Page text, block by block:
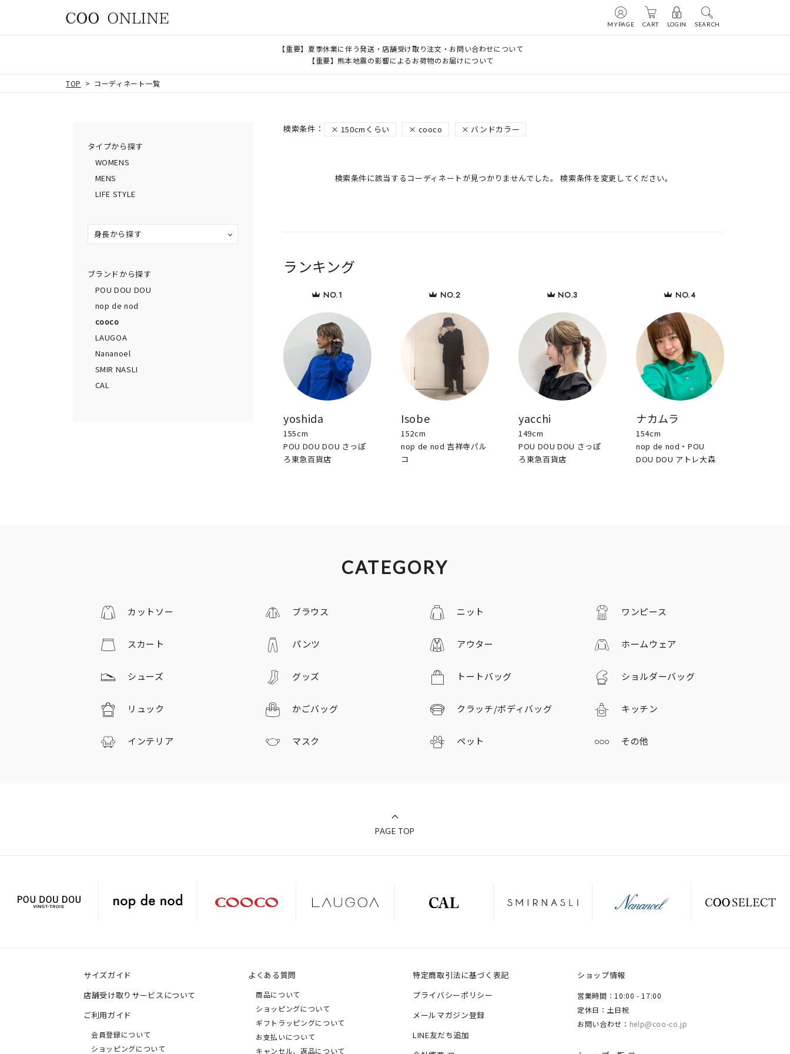
MYPAGE CART LOGIN SEARCH
【重要】夏季休業に伴う発送・店舗受け取り注文・お問い合わせについて
【重要】熊本地震の影響によるお荷物のお届けについて
TOP コーディネート一覧
タイプから探す
WOMENS
MENS
LIFE STYLE
身長から探す
ブランドから探す
POU DOU DOU
nop de nod
cooco
LAUGOA
Nananoel
SMIR NASLI
CAL
150cmくらい cooco バンドカラー
検索条件に該当するコーディネートが見つかりませんでした。 検索条件を変更してください。
ランキング
yoshida
155cm
POU DOU DOU さっぽ
ろ東急百貨店
Isobe
152cm
nop de nod 吉祥寺パル
コ
yacchi
149cm
POU DOU DOU さっぽ
ろ東急百貨店
ナカムラ
154cm
nop de nod・POU
DOU DOU アトレ大森
CATEGORY
カットソー ブラウス ニット ワンピース
スカート パンツ アウター ホームウェア
シューズ グッズ トートバッグ ショルダーバッグ
リュック かごバッグ クラッチ/ボディバッグ キッチン
インテリア マスク ペット その他
PAGE TOP
サイズガイド
店舗受け取りサービスについて
ご利用ガイド
会員登録について
ショッピングについて
よくある質問
商品について
ショッピングについて
ギフトラッピングについて
お支払いについて
キャンセル、返品について
特定商取引法に基づく表記
プライバシーポリシー
メールマガジン登録
LINE友だち追加
ショップ情報
営業時間：10:00 - 17:00
定休日：土日祝
お問い合わせ： help@coo-co.jp